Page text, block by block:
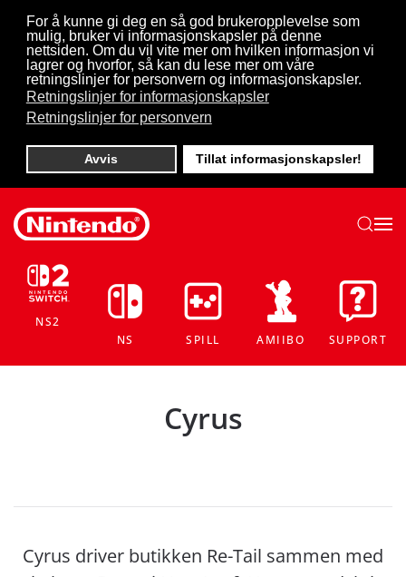
For å kunne gi deg en så god brukeropplevelse som
mulig, bruker vi informasjonskapsler på denne
nettsiden. Om du vil vite mer om hvilken informasjon vi
lagrer og hvorfor, så kan du lese mer om våre
retningslinjer for personvern og informasjonskapsler.
Retningslinjer for informasjonskapsler
Retningslinjer for personvern
Avvis Tillat informasjonskapsler!
Skip to main content
NS2
NS
SPILL AMIIBO SUPPORT
Cyrus
Cyrus driver butikken Re-Tail sammen med